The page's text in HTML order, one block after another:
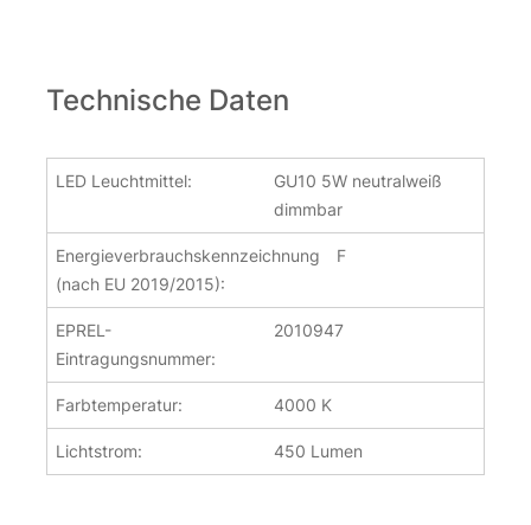
Technische Daten
LED Leuchtmittel:
GU10 5W neutralweiß
dimmbar
Energieverbrauchskennzeichnung
(nach EU 2019/2015):
F
EPREL-
Eintragungsnummer:
2010947
Farbtemperatur: 4000 K
Lichtstrom: 450 Lumen